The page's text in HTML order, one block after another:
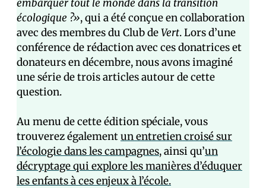
embarquer tout le monde dans la transition
écologique ?», qui a été conçue en collaboration
avec des membres du Club deVert. Lors d’une
conférence de rédaction avec ces donatrices et
donateurs en décembre, nous avons imaginé
une série de trois articles autour de cette
question.
Au menu de cette édition spéciale, vous
trouverez égalementun entretien croisé sur
l’écologie dans les campagnes, ainsi qu’un
décryptage qui explore les manières d’éduquer
les enfants à ces enjeux à l’école.